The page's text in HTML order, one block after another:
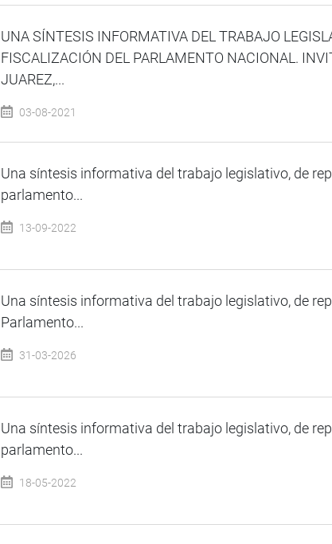
UNA SÍNTESIS INFORMATIVA DEL TRABAJO
FISCALIZACIÓN DEL PARLAMENTO NACIONAL.
JUAREZ,...
03-08-2021
Una síntesis informativa del trabajo legislativo, de
parlamento...
13-09-2022
Una síntesis informativa del trabajo legislativo, de
Parlamento...
31-03-2026
Una síntesis informativa del trabajo legislativo, de
parlamento...
18-05-2022